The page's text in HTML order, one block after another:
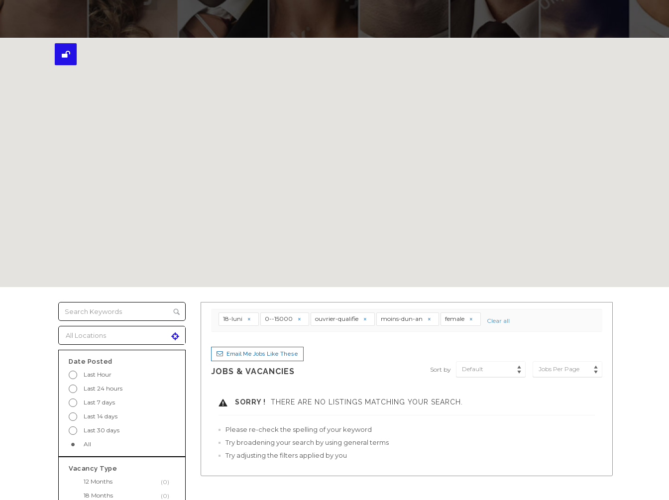
Date Posted
Last Hour
Last 24 hours
Last 7 days
Last 14 days
Last 30 days
All
Vacancy Type
12 Months
(0)
18 Months
(0)
18-luni 0--15000 ouvrier-qualifie moins-dun-an female Clear all
Email Me Jobs Like These
JOBS & VACANCIES Sort by Default Jobs Per Page
SORRY ! THERE ARE NO LISTINGS MATCHING YOUR SEARCH.
Please re-check the spelling of your keyword
Try broadening your search by using general terms
Try adjusting the filters applied by you